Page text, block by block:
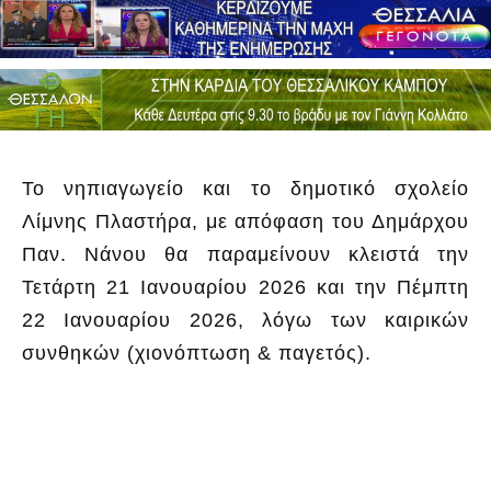
Το νηπιαγωγείο και το δημοτικό σχολείο
Λίμνης Πλαστήρα, με απόφαση του Δημάρχου
Παν. Νάνου θα παραμείνουν κλειστά την
Τετάρτη 21 Ιανουαρίου 2026 και την Πέμπτη
22 Ιανουαρίου 2026, λόγω των καιρικών
συνθηκών (χιονόπτωση & παγετός).